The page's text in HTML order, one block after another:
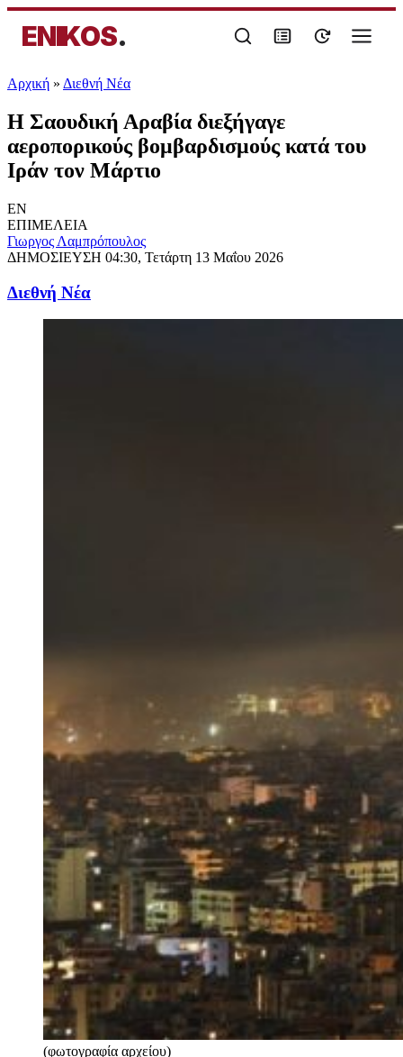
ENIKOS.
Αρχική » Διεθνή Νέα
Η Σαουδική Αραβία διεξήγαγε
αεροπορικούς βομβαρδισμούς κατά του
Ιράν τον Μάρτιο
EN
ΕΠΙΜΕΛΕΙΑ
Γιωργος Λαμπρόπουλος
ΔΗΜΟΣΙΕΥΣΗ 04:30, Τετάρτη 13 Μαΐου 2026
Διεθνή Νέα
(φωτογραφία αρχείου)